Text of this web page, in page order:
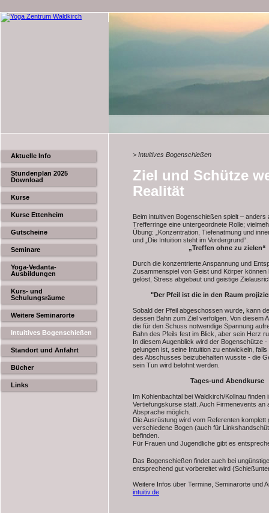
> Intuitives Bogenschießen
Ziel und Schütze
Realität
Beim intuitiven Bogenschießen spielt –
Trefferringe eine untergeordnete Rolle;
Übung: „Konzentration, Tiefenatmung und
und „Die Intuition steht im Vordergrund“.
„Treffen ohne zu zielen“
Durch die konzentrierte Anspannung und
Zusammenspiel von Geist und Körper
gelöst, Stress abgebaut und geistige
"Der Pfeil ist die in den Raum
Sobald der Pfeil abgeschossen wurde, kann
dessen Bahn zum Ziel verfolgen. Von diesem
die für den Schuss notwendige Spannung
Bahn des Pfeils fest im Blick, aber sein Herz
In diesem Augenblick wird der Bogenschütze
gelungen ist, seine Intuition zu entwickeln,
des Abschusses beizubehalten wusste - die
sein Tun wird belohnt werden.
Tages-und Abendkurse
Im Kohlenbachtal bei Waldkirch/Kollnau
Vertiefungskurse statt. Auch Firmenevents an
Absprache möglich.
Die Ausrüstung wird vom Referenten
verschiedene Bogen (auch für
befinden.
Für Frauen und Jugendliche gibt es
Das Bogenschießen findet auch bei
entsprechend gut vorbereitet wird
Weitere Infos über Termine, Seminarorte und
intuitiv.de
Aktuelle Info
Stundenplan 2025
Download
Kurse
Kurse Ettenheim
Gutscheine
Seminare
Yoga-Vedanta-
Ausbildungen
Kurs- und
Schulungsräume
Weitere Seminarorte
Intuitives Bogenschießen
Standort und Anfahrt
Bücher
Links